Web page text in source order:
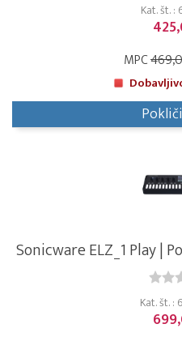
Kat. št. :
MPC
Sonicware ELZ_1 Play |
Kat. št. :